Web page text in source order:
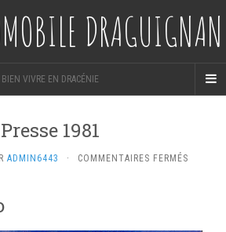
DRAGUIGNAN
BIEN VIVRE EN DRACÉNIE
Presse 1981
ADMIN6443 · COMMENTAIRES FERMÉSSUR